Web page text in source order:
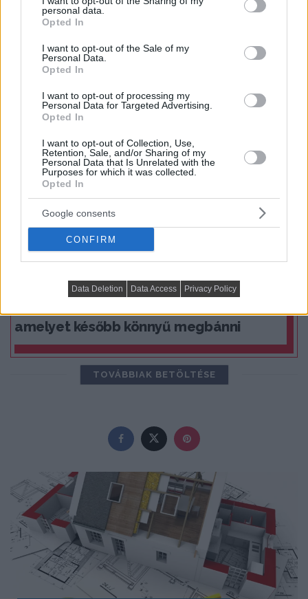
grant or deny consent to Google and its third-party tags to
use your data for below specified purposes in below Google
consent section.
personal data.
Opted In
I want to opt-out of the Sale of my
Personal Data.
Opted In
I want to opt-out of processing my
Personal Data for Targeted Advertising.
Opted In
I want to opt-out of Collection, Use,
Retention, Sale, and/or Sharing of my
Personal Data that Is Unrelated with the
Purposes for which it was collected.
Opted In
Google consents
CONFIRM
Data Deletion Data Access Privacy Policy
TOVÁBBIAK BETÖLTÉSE
Praktikus lakberendezési ötletek
PRAKTIKUS LAKBERENDEZÉSI ÖTLETEK, TIPPEK, TANÁCSOK
amelyet később könnyű megbánni
TOVÁBBIAK BETÖLTÉSE